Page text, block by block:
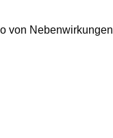
von Nebenwirkungen